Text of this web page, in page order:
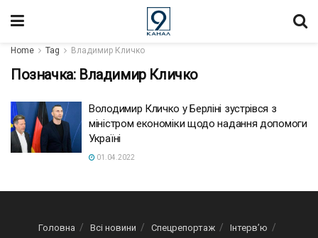
Home Tag Владимир Кличко
Позначка: Владимир Кличко
Володимир Кличко у Берліні зустрівся з
міністром економіки щодо надання допомоги
Україні
01.04.2022
Головна Всі новини Спецрепортаж
Інтерв’ю